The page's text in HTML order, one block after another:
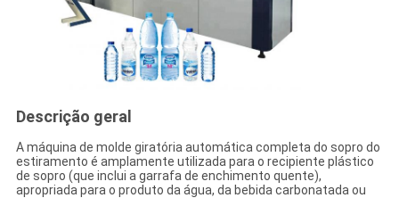
Descrição geral
A máquina de molde giratória automática completa do sopro do
estiramento é amplamente utilizada para o recipiente plástico
de sopro (que inclui a garrafa de enchimento quente),
apropriada para o produto da água, da bebida carbonatada ou